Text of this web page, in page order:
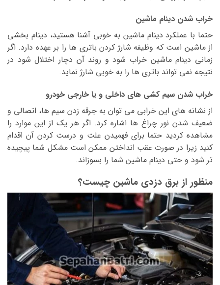
خراب شدن دینام ماشین
حتما با عملکرد دینام ماشین به خوبی آشنا هستید، دینام بخشی
از ماشین است که وظیفه شارژ کردن باتری ها را بر عهده دارد. اگر
زمانی دینام ماشین خراب شود و روند آن دچار اختلال شود در
نتیجه نمی تواند باتری ها را به خوبی شارژ نماید.
خراب شدن سیم کشی های داخلی و یا خارجی خودرو
از نشانه های این خرابی می توان به جرقه زدن سیم ها، اتصالی و
ضعیف شدن نور چراغ ها اشاره کرد. اگر هر یک از این موارد را
مشاهده کردید حتما برای فهمیدن علت و درست کردن آن اقدام
کنید زیرا در صورت عقب انداختن ممکن است مشکل شما پیچیده
تر شود و حتی دینام ماشین شما را بسوزاند.
منظور از برق دزدی ماشین چیست؟